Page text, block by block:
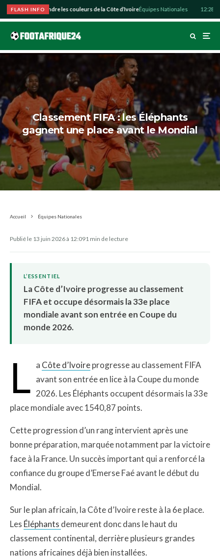
FLASH INFO
souhaite défendre les couleurs de la Côte d’IvoireÉquipes Nationales 12:28
Classement FIFA : les Éléphants
gagnent une place avant le Mondial
Accueil Équipes Nationales
Publié le 13 juin 2026 à 12:091 min de lecture
L’ESSENTIEL
La Côte d’Ivoire progresse au classement
FIFA et occupe désormais la 33e place
mondiale avant son entrée en Coupe du
monde 2026.
L a Côte d’Ivoireprogresse au classement FIFA
avant son entrée en lice à la Coupe du monde
2026. Les Éléphants occupent désormais la 33e
place mondiale avec 1540,87 points.
Cette progression d’un rang intervient après une
bonne préparation, marquée notamment par la victoire
face à la France. Un succès important qui a renforcé la
confiance du groupe d’Emerse Faé avant le début du
Mondial.
Sur le plan africain, la Côte d’Ivoire reste à la 6e place.
Les Éléphants demeurent donc dans le haut du
classement continental, derrière plusieurs grandes
nations africaines déjà bien installées.